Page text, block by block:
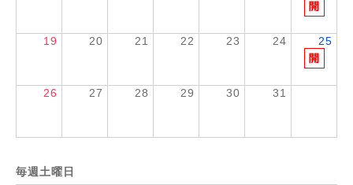
19 20 21 22 23 24 25
26 27 28 29 30 31
毎週土曜日